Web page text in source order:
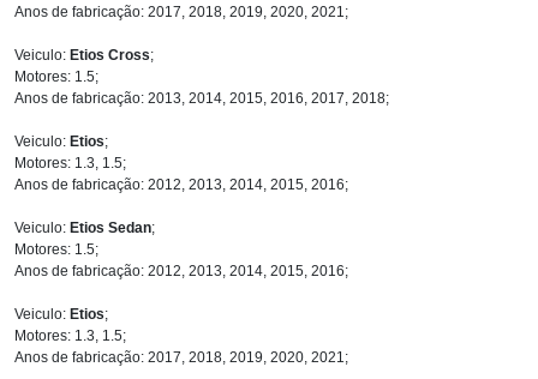
Anos de fabricação: 2017, 2018, 2019, 2020, 2021;
Veiculo: Etios Cross;
Motores: 1.5;
Anos de fabricação: 2013, 2014, 2015, 2016, 2017, 2018;
Veiculo: Etios;
Motores: 1.3, 1.5;
Anos de fabricação: 2012, 2013, 2014, 2015, 2016;
Veiculo: Etios Sedan;
Motores: 1.5;
Anos de fabricação: 2012, 2013, 2014, 2015, 2016;
Veiculo: Etios;
Motores: 1.3, 1.5;
Anos de fabricação: 2017, 2018, 2019, 2020, 2021;